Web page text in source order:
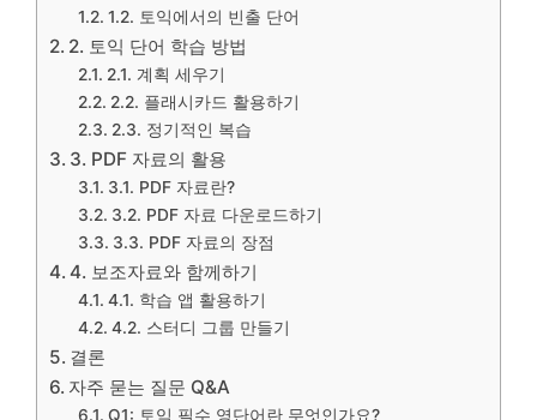
1.2. 토익에서의 빈출 단어
2. 토익 단어 학습 방법
2.1. 계획 세우기
2.2. 플래시카드 활용하기
2.3. 정기적인 복습
3. PDF 자료의 활용
3.1. PDF 자료란?
3.2. PDF 자료 다운로드하기
3.3. PDF 자료의 장점
4. 보조자료와 함께하기
4.1. 학습 앱 활용하기
4.2. 스터디 그룹 만들기
결론
자주 묻는 질문 Q&A
Q1: 토익 필수 영단어란 무엇인가요?